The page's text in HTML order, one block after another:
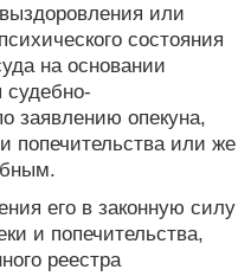
или
состояния
на основании
судебно-
заявлению опекуна,
попечительства или же
его в законную силу
и попечительства,
реестра